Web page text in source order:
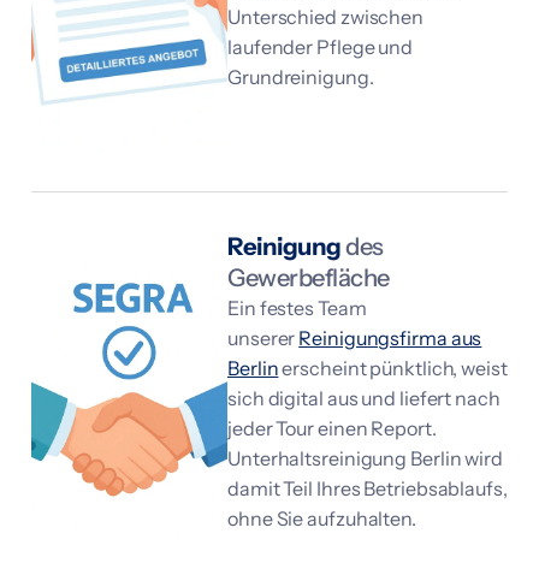
Unterschied zwischen
laufender Pflege und
Grundreinigung.
Reinigungdes
Gewerbefläche
Ein festes Team
unserer Reinigungsfirma aus
Berlinerscheint pünktlich, weist
sich digital aus und liefert nach
jeder Tour einen Report.
Unterhaltsreinigung Berlin wird
damit Teil Ihres Betriebsablaufs,
ohne Sie aufzuhalten.